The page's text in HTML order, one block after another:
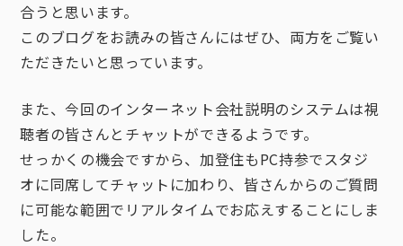
合うと思います。
このブログをお読みの皆さんにはぜひ、両方をご覧い
ただきたいと思っています。
また、今回のインターネット会社説明のシステムは視
聴者の皆さんとチャットができるようです。
せっかくの機会ですから、加登住もPC持参でスタジ
オに同席してチャットに加わり、皆さんからのご質問
に可能な範囲でリアルタイムでお応えすることにしま
した。